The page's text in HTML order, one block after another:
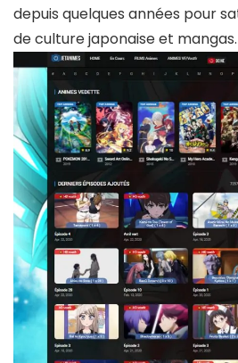
depuis quelques années pour
de culture japonaise et mangas.